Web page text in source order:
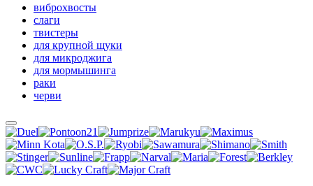
виброхвосты
слаги
твистеры
для крупной щуки
для микроджига
для мормышинга
раки
черви